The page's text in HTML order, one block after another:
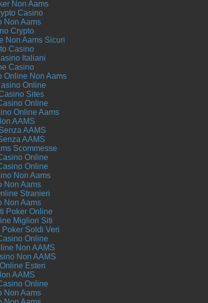
Non Aams
Casino
Non Aams
Crypto
Non Aams Sicuri
Casino
Italiani
Casino
Online Non Aams
Online
Sites
Online
Online Aams
AAMS
AAMS
AAMS
Scommesse
Online
Online
Non Aams
Non Aams
Stranieri
Non Aams
Poker Online
Migliori Siti
Poker Soldi Veri
Online
Non AAMS
Non AAMS
Esteri
AAMS
Online
Non Aams